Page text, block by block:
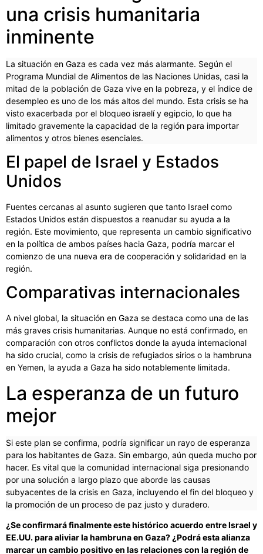
una crisis humanitaria
inminente
La situación en Gaza es cada vez más alarmante. Según el
Programa Mundial de Alimentos de las Naciones Unidas, casi la
mitad de la población de Gaza vive en la pobreza, y el índice de
desempleo es uno de los más altos del mundo. Esta crisis se ha
visto exacerbada por el bloqueo israelí y egipcio, lo que ha
limitado gravemente la capacidad de la región para importar
alimentos y otros bienes esenciales.
El papel de Israel y Estados
Unidos
Fuentes cercanas al asunto sugieren que tanto Israel como
Estados Unidos están dispuestos a reanudar su ayuda a la
región. Este movimiento, que representa un cambio significativo
en la política de ambos países hacia Gaza, podría marcar el
comienzo de una nueva era de cooperación y solidaridad en la
región.
Comparativas internacionales
A nivel global, la situación en Gaza se destaca como una de las
más graves crisis humanitarias. Aunque no está confirmado, en
comparación con otros conflictos donde la ayuda internacional
ha sido crucial, como la crisis de refugiados sirios o la hambruna
en Yemen, la ayuda a Gaza ha sido notablemente limitada.
La esperanza de un futuro
mejor
Si este plan se confirma, podría significar un rayo de esperanza
para los habitantes de Gaza. Sin embargo, aún queda mucho por
hacer. Es vital que la comunidad internacional siga presionando
por una solución a largo plazo que aborde las causas
subyacentes de la crisis en Gaza, incluyendo el fin del bloqueo y
la promoción de un proceso de paz justo y duradero.
¿Se confirmará finalmente este histórico acuerdo entre Israel y
EE.UU. para aliviar la hambruna en Gaza? ¿Podrá esta alianza
marcar un cambio positivo en las relaciones con la región de